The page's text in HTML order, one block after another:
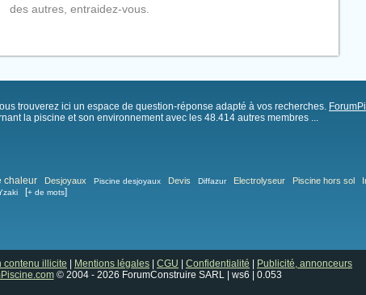
des autres, entraidez-vous.
trouverez ici un espace de question-réponse adapté à vos recherches.
la piscine et son environnement avec les 48.414 autres membres ...
chaleur Desjoyaux Piscine desjoyaux Devis Diffazur Electrolyseur Piscine hors sol
[+ de mots]
contenu illicite Mentions légales CGU Confidentialité
Publicité, annonceurs
© 2004 - 2026 ForumConstruire SARL | ws6 | 0.053